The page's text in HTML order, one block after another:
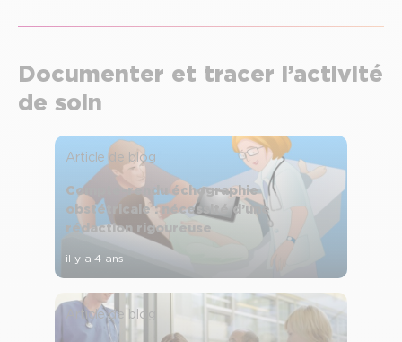
Documenter et tracer l’activité
de soin
Article de blog
Compte-rendu échographie
obstétricale : nécessité d’une
rédaction rigoureuse
il y a 4 ans
Article de blog